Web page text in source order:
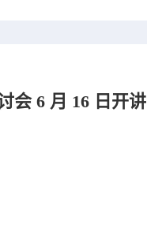
会 6 月 16 日开讲